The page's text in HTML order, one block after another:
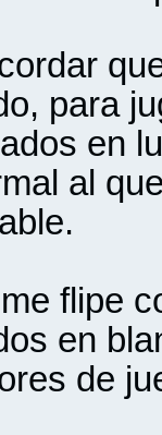
para
en
al
flipe
en
de